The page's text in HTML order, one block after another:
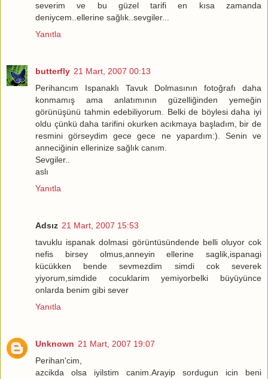
severim ve bu güzel tarifi en kısa zamanda
deniycem..ellerine sağlık..sevgiler...
Yanıtla
butterfly 21 Mart, 2007 00:13
Perihancım Ispanaklı Tavuk Dolmasının fotoğrafı daha
konmamış ama anlatımının güzelliğinden yemeğin
görünüşünü tahmin edebiliyorum. Belki de böylesi daha iyi
oldu çünkü daha tarifini okurken acıkmaya başladım, bir de
resmini görseydim gece gece ne yapardım:). Senin ve
anneciğinin ellerinize sağlık canım.
Sevgiler..
aslı
Yanıtla
Adsız 21 Mart, 2007 15:53
tavuklu ispanak dolmasi görüntüsündende belli oluyor cok
nefis birsey olmus,anneyin ellerine saglik,ispanagi
kücükken bende sevmezdim simdi cok severek
yiyorum,simdide cocuklarim yemiyorbelki büyüyünce
onlarda benim gibi sever
Yanıtla
Unknown 21 Mart, 2007 19:07
Perihan'cim,
azcikda olsa iyilstim canim.Arayip sordugun icin beni